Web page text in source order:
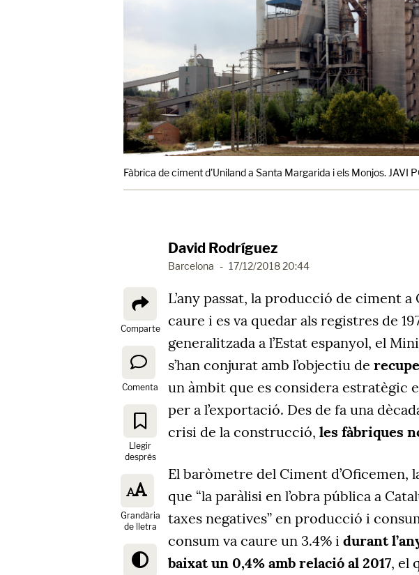
Fàbrica de ciment d'Uniland a Santa Margarida i els Monjos. JAVI
David Rodríguez
Barcelona - 17/12/2018 20:44
Comparte
Comenta
Llegir
després
Grandària
de lletra
L’any passat, la producció de ciment
caure i es va quedar als registres de
generalitzada a l’Estat espanyol, el
s’han conjurat amb l’objectiu de
un àmbit que es considera estratègic
per a l’exportació. Des de fa una
crisi de la construcció, les fàbriques
El baròmetre del Ciment d’Oficemen,
que “la paràlisi en l’obra pública a
taxes negatives” en producció i
consum va caure un 3.4% i durant
baixat un 0,4% amb relació al 2017, el